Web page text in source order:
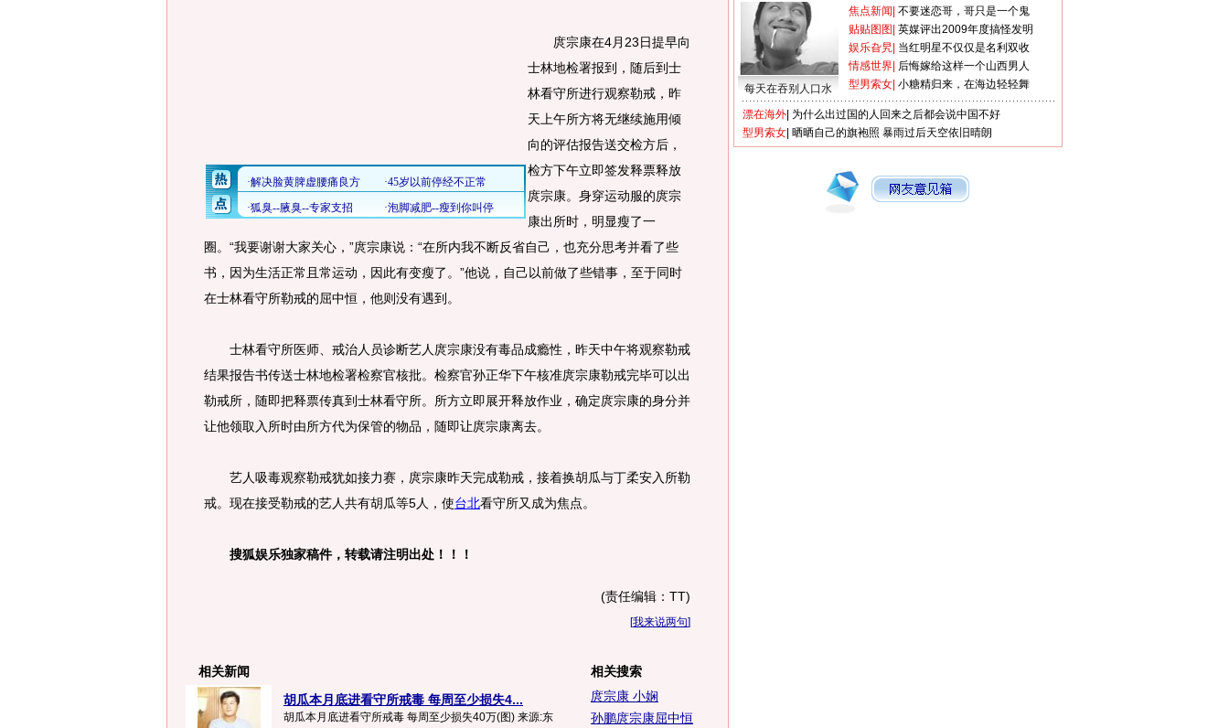
庹宗康在4月23日提早向
士林地检署报到，随后到士
林看守所进行观察勒戒，昨
天上午所方将无继续施用倾
向的评估报告送交检方后，
检方下午立即签发释票释放
庹宗康。身穿运动服的庹宗
康出所时，明显瘦了一
圈。“我要谢谢大家关心，”庹宗康说：“在所内我不断反省自己，也充分思考并看了些
书，因为生活正常且常运动，因此有变瘦了。”他说，自己以前做了些错事，至于同时
在士林看守所勒戒的屈中恒，他则没有遇到。
士林看守所医师、戒治人员诊断艺人庹宗康没有毒品成瘾性，昨天中午将观察勒戒
结果报告书传送士林地检署检察官核批。检察官孙正华下午核准庹宗康勒戒完毕可以出
勒戒所，随即把释票传真到士林看守所。所方立即展开释放作业，确定庹宗康的身分并
让他领取入所时由所方代为保管的物品，随即让庹宗康离去。
艺人吸毒观察勒戒犹如接力赛，庹宗康昨天完成勒戒，接着换胡瓜与丁柔安入所勒
戒。现在接受勒戒的艺人共有胡瓜等5人，使台北看守所又成为焦点。
搜狐娱乐独家稿件，转载请注明出处！！！
(责任编辑：TT)
[我来说两句]
相关新闻
胡瓜本月底进看守所戒毒 每周至少损失4...
胡瓜本月底进看守所戒毒 每周至少损失40万(图) 来源:东
相关搜索
庹宗康 小娴
孙鹏庹宗康屈中恒
每天在吞别人口水
焦点新闻 不要迷恋哥，哥只是一个鬼
贴贴图图 英媒评出2009年度搞怪发明
娱乐旮旯 当红明星不仅仅是名利双收
情感世界 后悔嫁给这样一个山西男人
型男索女 小糖精归来，在海边轻轻舞
漂在海外 为什么出过国的人回来之后都会说中国不好
型男索女 晒晒自己的旗袍照 暴雨过后天空依旧晴朗